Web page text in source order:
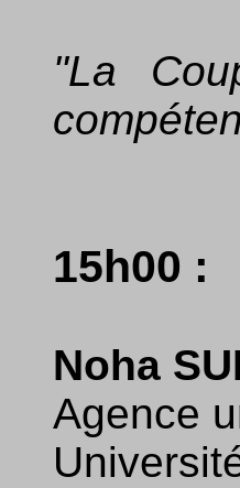
"La
15h00 :
Noha
Agence